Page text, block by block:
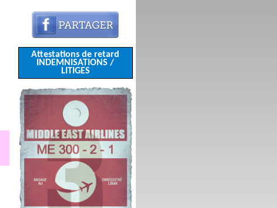
Attestations de retard
INDEMNISATIONS /
LITIGES